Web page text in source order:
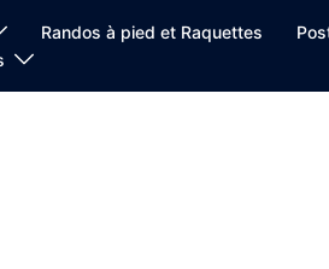
Randos à pied et Raquettes